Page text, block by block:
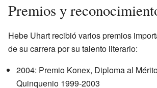
Premios y
Hebe Uhart recibió varios premios
de su carrera por su talento literario:
2004: Premio Konex, Diploma al
Quinquenio 1999-2003